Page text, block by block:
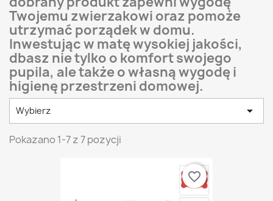
Twojemu zwierzakowi oraz pomoże
utrzymać porządek w domu.
Inwestując w matę wysokiej jakości,
dbasz nie tylko o komfort swojego
pupila, ale także o własną wygodę i
higienę przestrzeni domowej.
Wybierz 
Pokazano 1-7 z 7 pozycji
favorite_border